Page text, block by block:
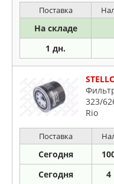
Поставка
На складе
1 дн.
323/
Rio
Поставка
Сегодня
Сегодня 4